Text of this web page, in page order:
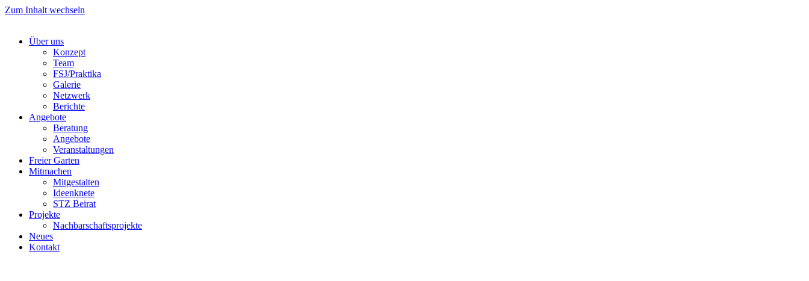
Zum Inhalt wechseln
Über uns
Konzept
Team
FSJ/Praktika
Galerie
Netzwerk
Berichte
Angebote
Beratung
Angebote
Veranstaltungen
Freier Garten
Mitmachen
Mitgestalten
Ideenknete
STZ Beirat
Projekte
Nachbarschaftsprojekte
Neues
Kontakt